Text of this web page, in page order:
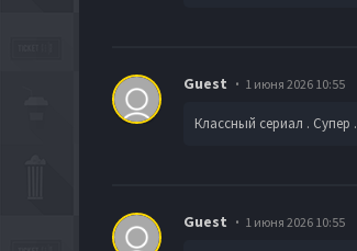
Guest 1 июня 2026 10:55
Классный сериал . Супер .
Guest 1 июня 2026 10:55